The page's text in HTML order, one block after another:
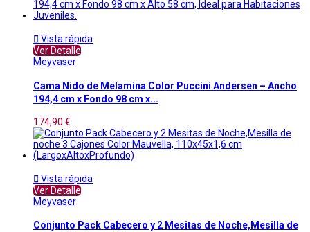
 Vista rápida
Ver Detalle
Meyvaser
Cama Nido de Melamina Color Puccini Andersen – Ancho
194,4 cm x Fondo 98 cm x...
174,90 €
 Vista rápida
Ver Detalle
Meyvaser
Conjunto Pack Cabecero y 2 Mesitas de Noche,Mesilla de